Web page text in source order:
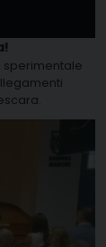
sperimentale